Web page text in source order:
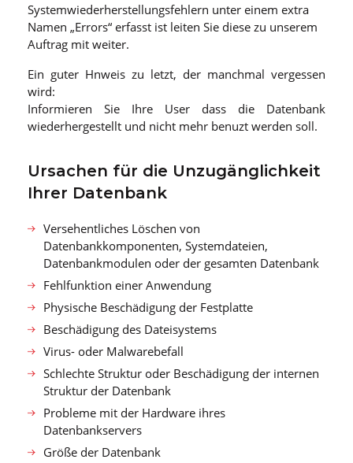
Systemwiederherstellungsfehlern unter einem extra
Namen „Errors“ erfasst ist leiten Sie diese zu unserem
Auftrag mit weiter.
Ein guter Hnweis zu letzt, der manchmal vergessen
wird:
Informieren Sie Ihre User dass die Datenbank
wiederhergestellt und nicht mehr benuzt werden soll.
Ursachen für die Unzugänglichkeit
Ihrer Datenbank
Versehentliches Löschen von
Datenbankkomponenten, Systemdateien,
Datenbankmodulen oder der gesamten Datenbank
Fehlfunktion einer Anwendung
Physische Beschädigung der Festplatte
Beschädigung des Dateisystems
Virus- oder Malwarebefall
Schlechte Struktur oder Beschädigung der internen
Struktur der Datenbank
Probleme mit der Hardware ihres
Datenbankservers
Größe der Datenbank